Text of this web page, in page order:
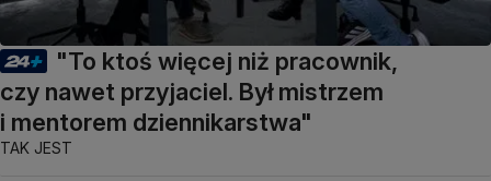
"To ktoś więcej niż pracownik,
czy nawet przyjaciel. Był mistrzem
i mentorem dziennikarstwa"
TAK JEST